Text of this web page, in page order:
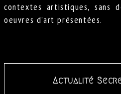
contextes artistiques, sans
oeuvres d’art présentées.
Actualité